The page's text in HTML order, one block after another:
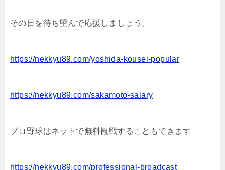
その日を待ち望んで応援しましょう。
https://nekkyu89.com/yoshida-kousei-popular
https://nekkyu89.com/sakamoto-salary
プロ野球はネットで無料観戦することもできます
https://nekkyu89.com/professional-broadcast